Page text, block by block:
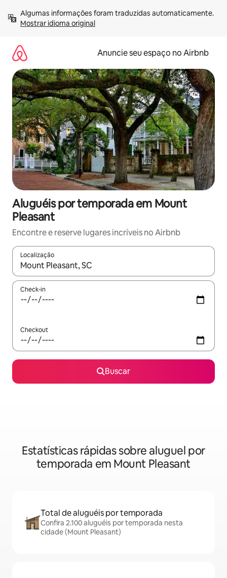
para
Mostrar idioma original
Anuncie seu espaço no Airbnb
Aluguéis por temporada em Mount
Pleasant
Encontre e reserve lugares incríveis no Airbnb
Localização
Quando os resultados estiverem disponíveis, explore-os
Check-in
Checkout
Buscar
Estatísticas rápidas sobre aluguel por
temporada em Mount Pleasant
Total de aluguéis por temporada
Confira 2.100 aluguéis por temporada nesta
cidade (Mount Pleasant)